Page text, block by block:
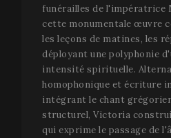
funérailles de l'impératrice
cette monumentale œuvre
les leçons de matines, les
déployant une polyphonie
intensité spirituelle.
homophonique et écriture
intégrant le chant
structurel, Victoria
qui exprime le passage de